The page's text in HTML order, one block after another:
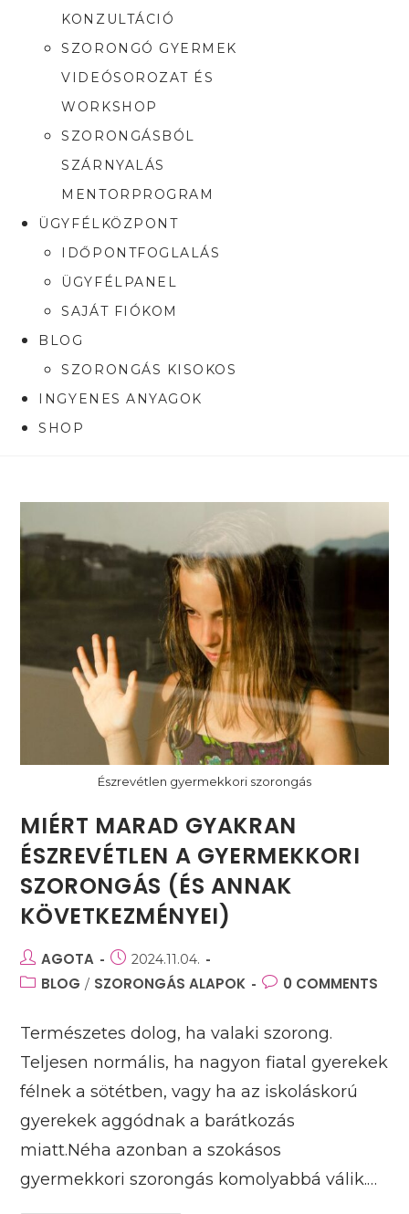
KONZULTÁCIÓ
SZORONGÓ GYERMEK
VIDEÓSOROZAT ÉS
WORKSHOP
SZORONGÁSBÓL
SZÁRNYALÁS
MENTORPROGRAM
ÜGYFÉLKÖZPONT
IDŐPONTFOGLALÁS
ÜGYFÉLPANEL
SAJÁT FIÓKOM
BLOG
SZORONGÁS KISOKOS
INGYENES ANYAGOK
SHOP
Észrevétlen gyermekkori szorongás
MIÉRT MARAD GYAKRAN
ÉSZREVÉTLEN A GYERMEKKORI
SZORONGÁS (ÉS ANNAK
KÖVETKEZMÉNYEI)
Post
author:
AGOTA
Post
published:
2024.11.04.
PostBLOG / SZORONGÁS ALAPOK
Post0 COMMENTS
Természetes dolog, ha valaki szorong.
Teljesen normális, ha nagyon fiatal gyerekek
félnek a sötétben, vagy ha az iskoláskorú
gyerekek aggódnak a barátkozás
miatt.Néha azonban a szokásos
gyermekkori szorongás komolyabbá válik.…